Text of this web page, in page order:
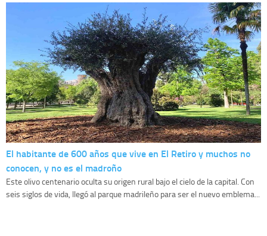
El habitante de 600 años que vive en El Retiro y muchos no
conocen, y no es el madroño
Este olivo centenario oculta su origen rural bajo el cielo de la capital. Con
seis siglos de vida, llegó al parque madrileño para ser el nuevo emblema...